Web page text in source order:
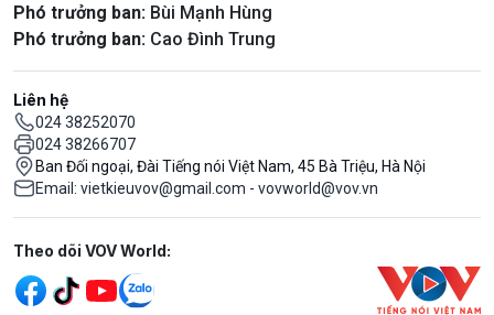
Phó trưởng ban: Bùi Mạnh Hùng
Phó trưởng ban: Cao Đình Trung
Liên hệ
024 38252070
024 38266707
Ban Đối ngoại, Đài Tiếng nói Việt Nam, 45 Bà Triệu, Hà Nội
Email: vietkieuvov@gmail.com - vovworld@vov.vn
Mạng xã hội
Theo dõi VOV World: